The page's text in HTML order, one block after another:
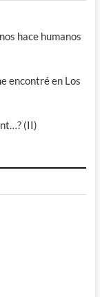
hace humanos
encontré en Los
(II)